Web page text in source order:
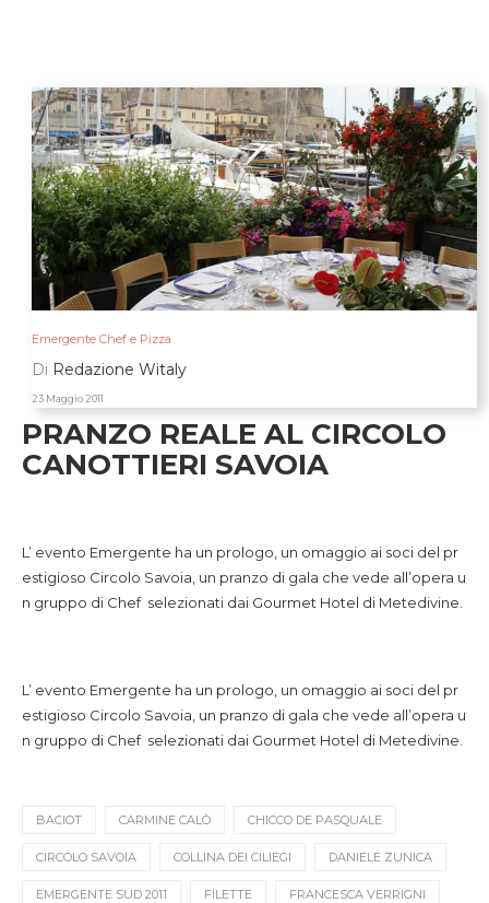
Emergente Chef e Pizza
Di Redazione Witaly
23 Maggio 2011
PRANZO REALE AL CIRCOLO
CANOTTIERI SAVOIA
L’ evento Emergente ha un prologo, un omaggio ai soci del pr
estigioso Circolo Savoia, un pranzo di gala che vede all’opera u
n gruppo di Chef selezionati dai Gourmet Hotel di Metedivine.
L’ evento Emergente ha un prologo, un omaggio ai soci del pr
estigioso Circolo Savoia, un pranzo di gala che vede all’opera u
n gruppo di Chef selezionati dai Gourmet Hotel di Metedivine.
BACIOT CARMINE CALÒ CHICCO DE PASQUALE
CIRCOLO SAVOIA COLLINA DEI CILIEGI DANIELE ZUNICA
EMERGENTE SUD 2011 FILETTE FRANCESCA VERRIGNI